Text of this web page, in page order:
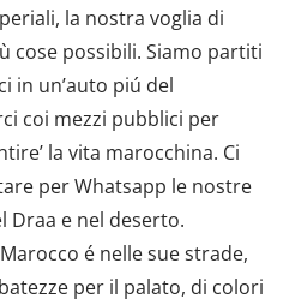
la nostra voglia di
cose possibili. Siamo partiti
in un’auto piú del
coi mezzi pubblici per
la vita marocchina. Ci
per Whatsapp le nostre
Draa e nel deserto.
é nelle sue strade,
per il palato, di colori